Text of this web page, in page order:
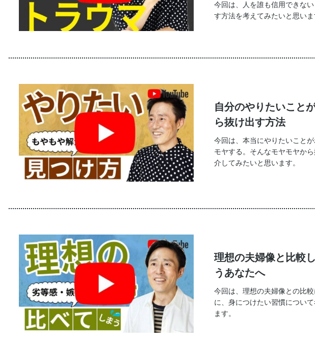
今回は、人を誰も信用できな
す方法を考えてみたいと思いま
自分のやりたいこと
ら抜け出す方法
今回は、本当にやりたいこと
モヤする。そんなモヤモヤか
介してみたいと思います。
理想の夫婦像と比較
うあなたへ
今回は、理想の夫婦像との比
に、身につけたい習慣につい
ます。